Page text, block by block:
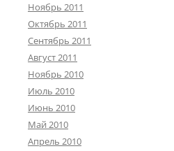
Ноябрь 2011
Октябрь 2011
Сентябрь 2011
Август 2011
Ноябрь 2010
Июль 2010
Июнь 2010
Май 2010
Апрель 2010